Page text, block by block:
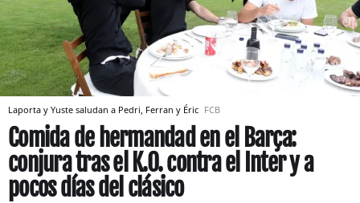
Laporta y Yuste saludan a Pedri, Ferran y Éric FCB
Comida de hermandad en el Barça:
conjura tras el K.O. contra el Inter y a
pocos días del clásico